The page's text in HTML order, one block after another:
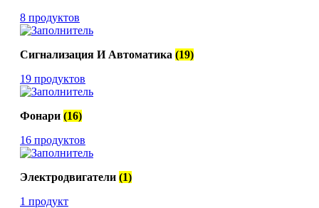
8 продуктов
Сигнализация И Автоматика (19)
19 продуктов
Фонари (16)
16 продуктов
Электродвигатели (1)
1 продукт